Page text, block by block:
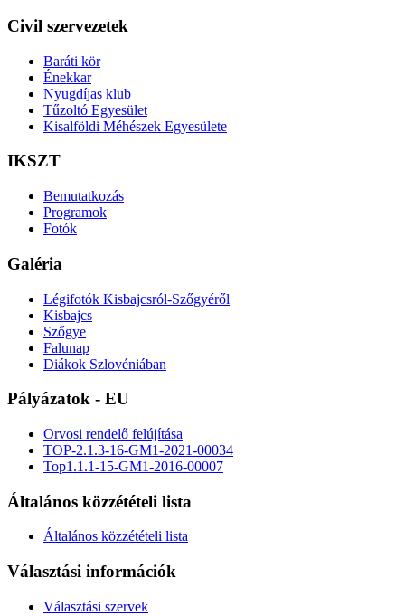
Civil szervezetek
Baráti kör
Énekkar
Nyugdíjas klub
Tűzoltó Egyesület
Kisalföldi Méhészek Egyesülete
IKSZT
Bemutatkozás
Programok
Fotók
Galéria
Légifotók Kisbajcsról-Szőgyéről
Kisbajcs
Szőgye
Falunap
Diákok Szlovéniában
Pályázatok - EU
Orvosi rendelő felújítása
TOP-2.1.3-16-GM1-2021-00034
Top1.1.1-15-GM1-2016-00007
Általános közzétételi lista
Általános közzétételi lista
Választási információk
Választási szervek